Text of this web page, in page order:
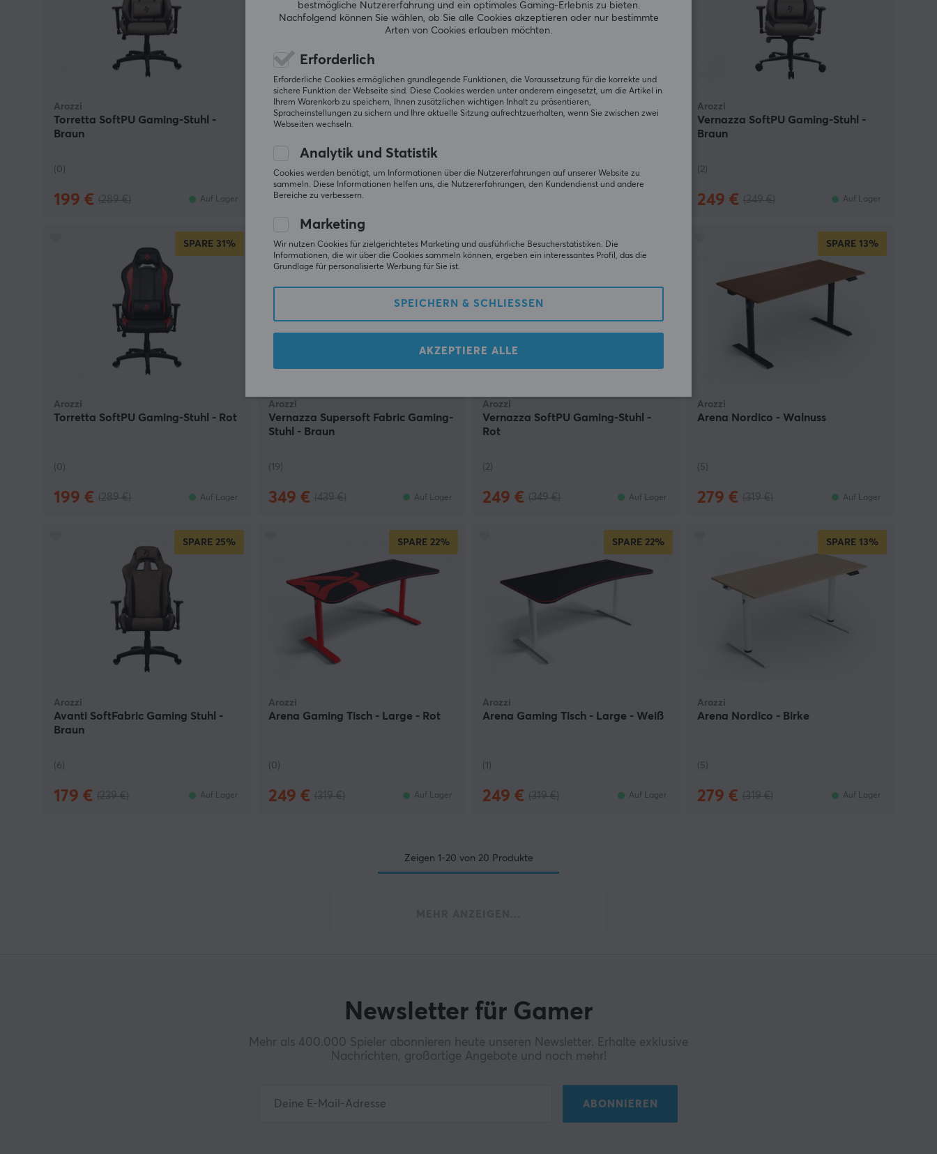
Arozzi
Torretta SoftPU Gaming-Stuhl -
Braun
(0)
199 € Auf Lager
Arozzi
Arena Gaming Tisch - Large -
(0)
249 € (319 €)
Arozzi
Vernazza SoftPU Gaming-Stuhl -
(2)
Arozzi
Vernazza SoftPU Gaming-Stuhl -
Braun
(2)
249 € Auf Lager
SPARE 31%
Arozzi
Torretta SoftPU Gaming-Stuhl - Rot
(0)
199 € Auf Lager
SPARE 21%
Arozzi
Vernazza Supersoft Fabric Gaming-
Stuhl - Braun
(19)
349 € Auf Lager
SPARE
Arozzi
Vernazza SoftPU Gaming-Stuhl -
Rot
(2)
249 € Auf Lager
SPARE 13%
Arozzi
Arena Nordico - Walnuss
(5)
279 € Auf Lager
SPARE 25%
Arozzi
Avanti SoftFabric Gaming Stuhl -
Braun
(6)
179 € Auf Lager
SPARE 22%
Arozzi
Arena Gaming Tisch - Large - Rot
(0)
249 € Auf Lager
SPARE 22%
Arozzi
Arena Gaming Tisch - Large - Weiß
(1)
249 € Auf Lager
SPARE 13%
Arozzi
Arena Nordico - Birke
(5)
279 € Auf Lager
Zeigen 1-20 von 20 Produkte
Newsletter für Gamer
Mehr als 400.000 Spieler abonnieren heute unseren Newsletter. Erhalte exklusive
Nachrichten, großartige Angebote und noch mehr!
ABONNIEREN
bestmögliche Nutzererfahrung und ein optimales Gaming-Erlebnis zu bieten.
Nachfolgend können Sie wählen, ob Sie alle Cookies akzeptieren oder nur bestimmte
Arten von Cookies erlauben möchten.
Erforderlich
Erforderliche Cookies ermöglichen grundlegende Funktionen, die Voraussetzung für die korrekte und
sichere Funktion der Webseite sind. Diese Cookies werden unter anderem eingesetzt, um die Artikel in
Ihrem Warenkorb zu speichern, Ihnen zusätzlichen wichtigen Inhalt zu präsentieren,
Spracheinstellungen zu sichern und Ihre aktuelle Sitzung aufrechtzuerhalten, wenn Sie zwischen zwei
Webseiten wechseln.
Analytik und Statistik
Cookies werden benötigt, um Informationen über die Nutzererfahrungen auf unserer Website zu
sammeln. Diese Informationen helfen uns, die Nutzererfahrungen, den Kundendienst und andere
Bereiche zu verbessern.
Marketing
Wir nutzen Cookies für zielgerichtetes Marketing und ausführliche Besucherstatistiken. Die
Informationen, die wir über die Cookies sammeln können, ergeben ein interessantes Profil, das die
Grundlage für personalisierte Werbung für Sie ist.
SPEICHERN & SCHLIESSEN
AKZEPTIERE ALLE